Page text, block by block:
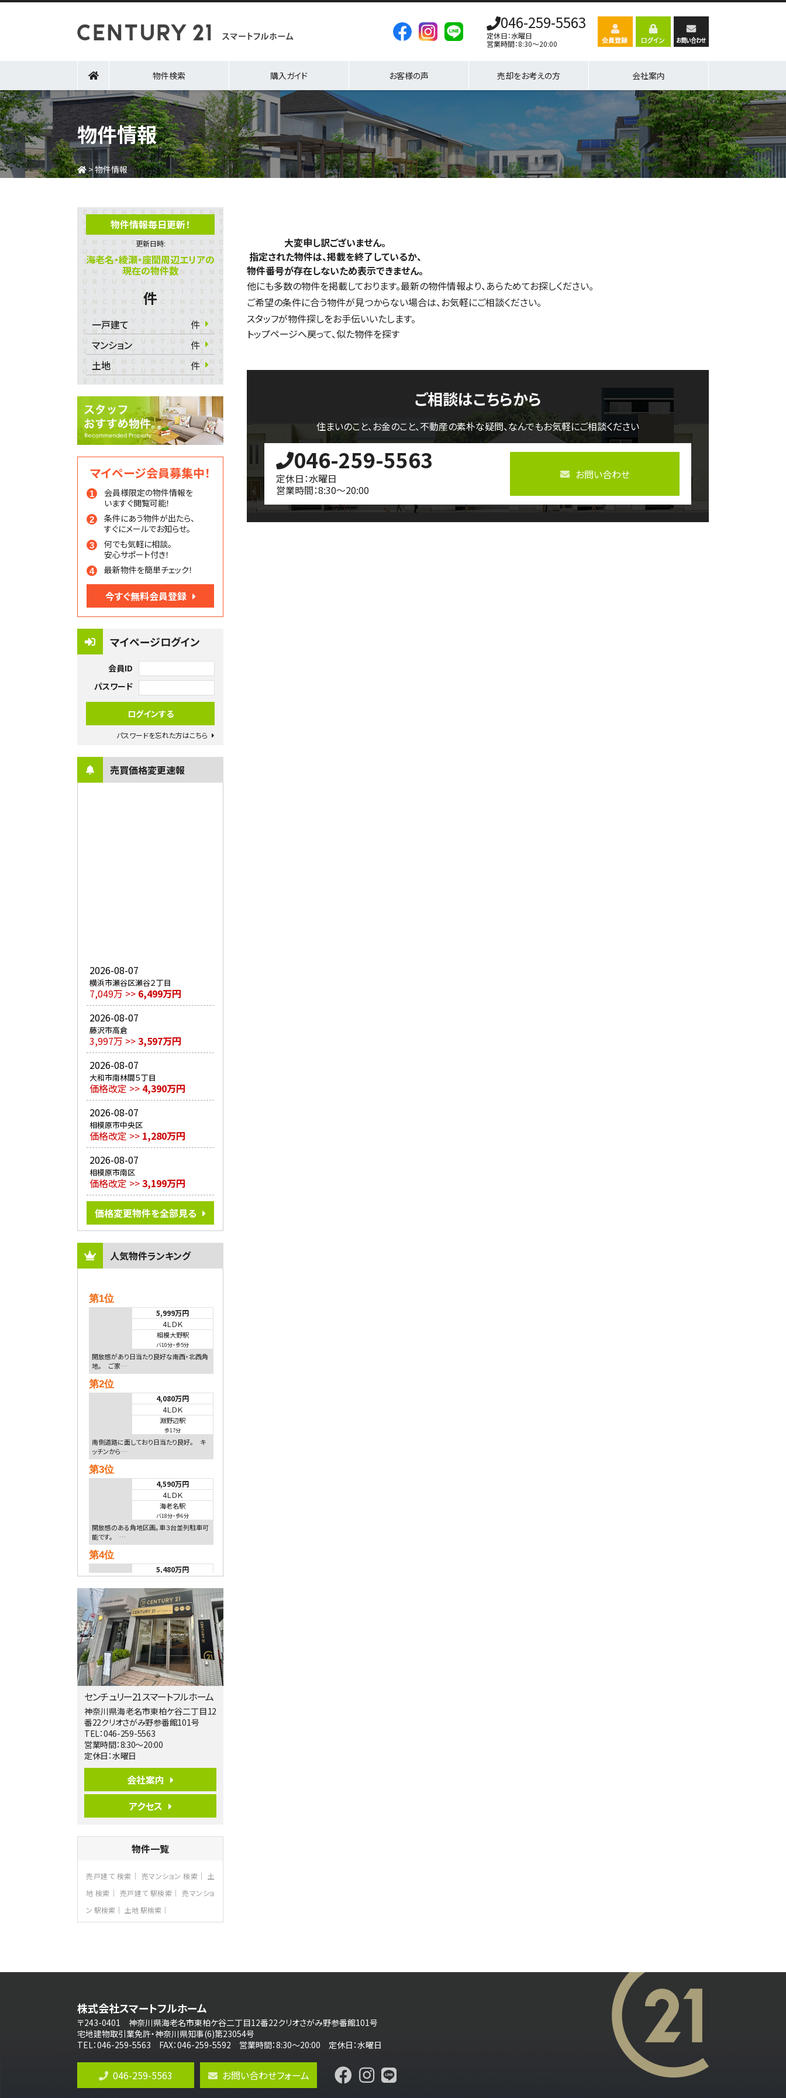
046-259-5563
定休日：水曜日
営業時間：8:30～20:00
物件検索 購入ガイド お客様の声 売却をお考えの方 会社案内
物件情報
>物件情報
物件情報毎日更新！
更新日時:
海老名・綾瀬・座間周辺エリアの
現在の物件数
件
一戸建て
件
マンション
件
土地
件
マイページ会員募集中！
会員様限定の物件情報を
いますぐ閲覧可能！
条件にあう物件が出たら、
すぐにメールでお知らせ。
何でも気軽に相談。
安心サポート付き！
最新物件を簡単チェック！
今すぐ無料会員登録
マイページログイン
会員ID
パスワード
パスワードを忘れた方はこちら
売買価格変更速報
2026-08-07
横浜市瀬谷区瀬谷２丁目
7,049万 >> 6,499万円
2026-08-07
藤沢市高倉
3,997万 >>3,597万円
2026-08-07
大和市南林間５丁目
価格改定 >> 4,390万円
2026-08-07
相模原市中央区
価格改定 >> 1,280万円
2026-08-07
相模原市南区
価格改定 >>3,199万円
価格変更物件を全部見る
人気物件ランキング
第1位
5,999万円
4ＬＤＫ
相模大野駅
バ10分・歩5分
開放感があり日当たり良好な南西・北西角
地。 ご家…
第2位
4,080万円
4ＬＤＫ
淵野辺駅
歩17分
南側道路に面しており日当たり良好。 キ
ッチンから…
第3位
4,590万円
4ＬＤＫ
海老名駅
バ18分・歩6分
開放感のある角地区画。車３台並列駐車可
能です。 …
第4位
5,480万円
相模大野駅
バ9分・ 歩4分
２０１５年６月築、積水ハウス施工住宅で
す。 南東…
第5位
3,680万円
4ＬＤＫ
橋本駅
バ19分・歩8分
開放感があり日当たり良好な南西・北西角
地区画。 …
第6位
3,680万円
4ＳＬＤＫ
リビングダイニング部分の床暖房完備 車
並列2台駐…
4ＬＤＫ
長後駅
機や浴…
第8位
3,680万円
4ＬＤＫ
4ＬＤＫ
桜ヶ丘駅
バ14分 ・歩4分
LDK約20帖とゆとりある広さ！WIC、SIC
の…
3,180万円
センチュリー21スマートフルホーム
神奈川県海老名市東柏ケ谷二丁目12
番22クリオさがみ野参番館101号
TEL：046-259-5563
営業時間：8:30～20:00
定休日：水曜日
会社案内
アクセス
物件一覧
売戸建て 検索 売マンション 検索
土
地 検索
売戸建て 駅検索
売マンショ
ン 駅検索
土地 駅検索
大変申し訳ございません。
指定された物件は、掲載を終了しているか、
物件番号が存在しないため表示できません。
他にも多数の物件を掲載しております。最新の物件情報より、あらためてお探しください。
ご希望の条件に合う物件が見つからない場合は、お気軽にご相談ください。
スタッフが物件探しをお手伝いいたします。
トップページへ戻って、似た物件を探す
ご相談はこちらから
住まいのこと、お金のこと、不動産の素朴な疑問、なんでもお気軽にご相談ください
046-259-5563
定休日：水曜日
営業時間：8:30～20:00
お問い合わせ
株式会社スマートフルホーム
〒243-0401 神奈川県海老名市東柏ケ谷二丁目12番22クリオさがみ野参番館101号
宅地建物取引業免許・神奈川県知事(6)第23054号
TEL：046-259-5563 FAX：046-259-5592 営業時間：8:30～20:00 定休日：水曜日
046-259-5563 お問い合わせフォーム